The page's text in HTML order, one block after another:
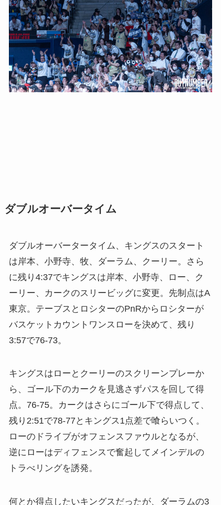
ダブルオーバータイム
ダブルオーバータータイム、キングスのスタート
は岸本、小野寺、牧、ダーラム、クーリー。さら
に残り4:37でキングスは岸本、小野寺、ロー、ク
ーリー、カークのスリービッグに変更。先制点はA
東京。テーブスとロシターのPnRからロシターが
バスケットカウントワンスローを決めて、残り
3:57で76-73。
キングスはローとクーリーのスクリーンプレーか
ら、ゴール下のカークを見逃さずパスを回して得
点。76-75。カークはさらにゴール下で得点して、
残り2:51で78-77とキングス1点差で喰らいつく。
ローのドライブがオフェンスファウルとなるが、
逆にローはディフェンスで奮起してメインデルの
トラべリングを誘発。
何とか得点したいキングスだったが、ダーラムの3